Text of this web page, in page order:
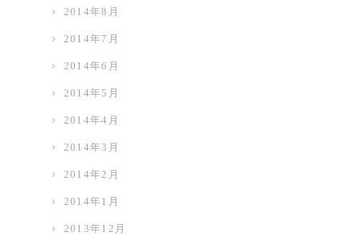
2014年8月
2014年7月
2014年6月
2014年5月
2014年4月
2014年3月
2014年2月
2014年1月
2013年12月